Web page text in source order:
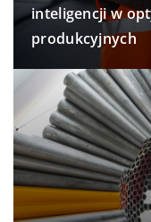
inteligencji w
produkcyjnych